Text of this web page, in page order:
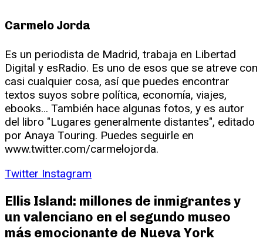
Carmelo Jorda
Es un periodista de Madrid, trabaja en Libertad
Digital y esRadio. Es uno de esos que se atreve con
casi cualquier cosa, así que puedes encontrar
textos suyos sobre política, economía, viajes,
ebooks… También hace algunas fotos, y es autor
del libro "Lugares generalmente distantes", editado
por Anaya Touring. Puedes seguirle en
www.twitter.com/carmelojorda.
Twitter Instagram
Ellis Island: millones de inmigrantes y
un valenciano en el segundo museo
más emocionante de Nueva York